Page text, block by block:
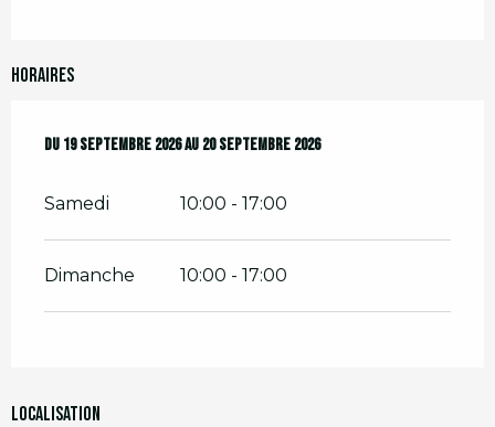
Horaires
Du 19 septembre 2026au 20 septembre 2026
Du 19 septembre 2026au 20 septembre 2026
Samedi 10:00 - 17:00
Dimanche 10:00 - 17:00
Localisation